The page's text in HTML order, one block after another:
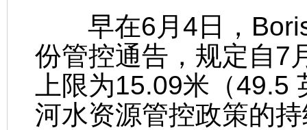
早在6月4日，Boris
份管控通告，规定自7
上限为15.09米（
河水资源管控政策的